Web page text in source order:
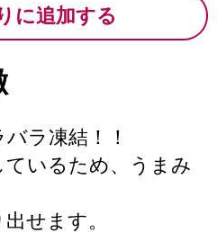
に追加する
ラ凍結！！
ているため、うまみ
せます。